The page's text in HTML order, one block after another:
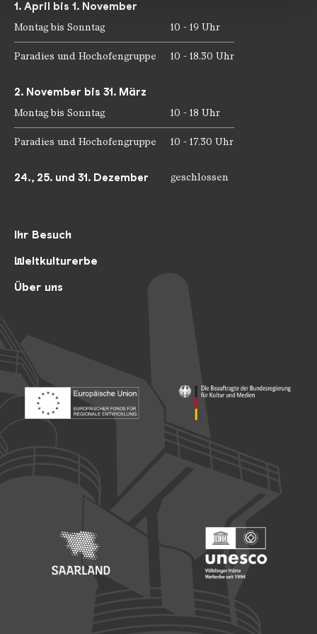
Ihr Besuch
Weltkulturerbe
Über uns
1. April bis 1. November
Montag bis Sonntag 10 - 19 Uhr
Paradies und Hochofengruppe 10 - 18.30 Uhr
2. November bis 31. März
Montag bis Sonntag 10 - 18 Uhr
Paradies und Hochofengruppe 10 - 17.30 Uhr
24., 25. und 31. Dezember geschlossen